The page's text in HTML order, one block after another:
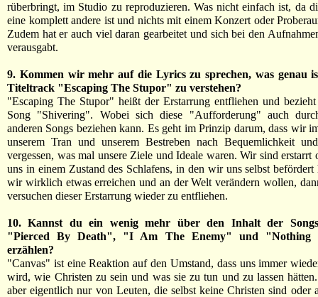
rüberbringt, im Studio zu reproduzieren. Was nicht einfach ist, da
eine komplett andere ist und nichts mit einem Konzert oder
Zudem hat er auch viel daran gearbeitet und sich bei den
verausgabt.
9. Kommen wir mehr auf die Lyrics zu sprechen, was genau
Titeltrack "Escaping The Stupor" zu verstehen?
"Escaping The Stupor" heißt der Erstarrung entfliehen und
Song "Shivering". Wobei sich diese "Aufforderung" auch
anderen Songs beziehen kann. Es geht im Prinzip darum, dass wir
unserem Tran und unserem Bestreben nach Bequemlichkeit
vergessen, was mal unsere Ziele und Ideale waren. Wir sind erstarrt
uns in einem Zustand des Schlafens, in den wir uns selbst befördert
wir wirklich etwas erreichen und an der Welt verändern wollen,
versuchen dieser Erstarrung wieder zu entfliehen.
10. Kannst du ein wenig mehr über den Inhalt der
"Pierced By Death", "I Am The Enemy" und "Nothing
erzählen?
"Canvas" ist eine Reaktion auf den Umstand, dass uns immer
wird, wie Christen zu sein und was sie zu tun und zu lassen
aber eigentlich nur von Leuten, die selbst keine Christen sind oder